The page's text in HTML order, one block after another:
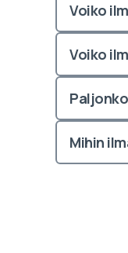
Voiko
Voiko
Mihin